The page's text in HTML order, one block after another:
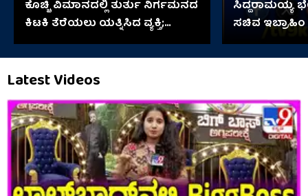
ಕೊಚ್ಚಿ ವಿಮಾನದಲ್ಲಿ ತುರ್ತು ನಿರ್ಗಮನದ
ಕಿಟಕಿ ತೆರೆಯಲು ಯತ್ನಿಸಿದ ವ್ಯಕ್ತಿ;
ಆಮೇಲೇನಾಯ್ತು?
ಸಿದ್ದರಾಮಯ್ಯ
ಸಚಿವ ಇಬ್ರಾಹಿಂ
Latest Videos